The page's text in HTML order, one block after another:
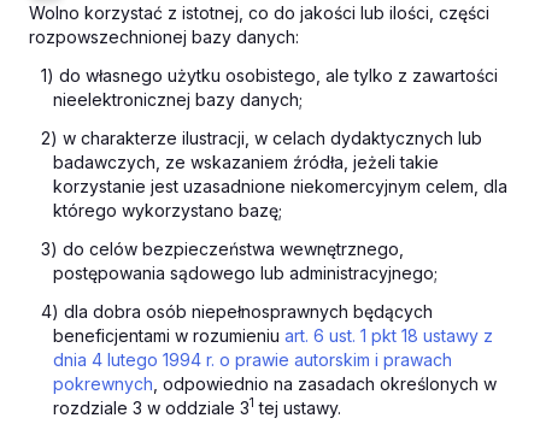
Wolno korzystać z istotnej, co do jakości lub ilości, części
rozpowszechnionej bazy danych:
1) do własnego użytku osobistego, ale tylko z zawartości
nieelektronicznej bazy danych;
2) w charakterze ilustracji, w celach dydaktycznych lub
badawczych, ze wskazaniem źródła, jeżeli takie
korzystanie jest uzasadnione niekomercyjnym celem, dla
którego wykorzystano bazę;
3) do celów bezpieczeństwa wewnętrznego,
postępowania sądowego lub administracyjnego;
4) dla dobra osób niepełnosprawnych będących
beneficjentami w rozumieniu art. 6 ust. 1 pkt 18 ustawy z
dnia 4 lutego 1994 r. o prawie autorskim i prawach
pokrewnych , odpowiednio na zasadach określonych w
rozdziale 3 w oddziale 31 tej ustawy.